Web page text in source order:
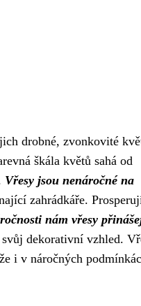
drobné, zvonkovité
škála květů sahá od
Vřesy jsou nenáročné na
zahrádkáře.
nám vřesy
dekorativní vzhled.
i v náročných